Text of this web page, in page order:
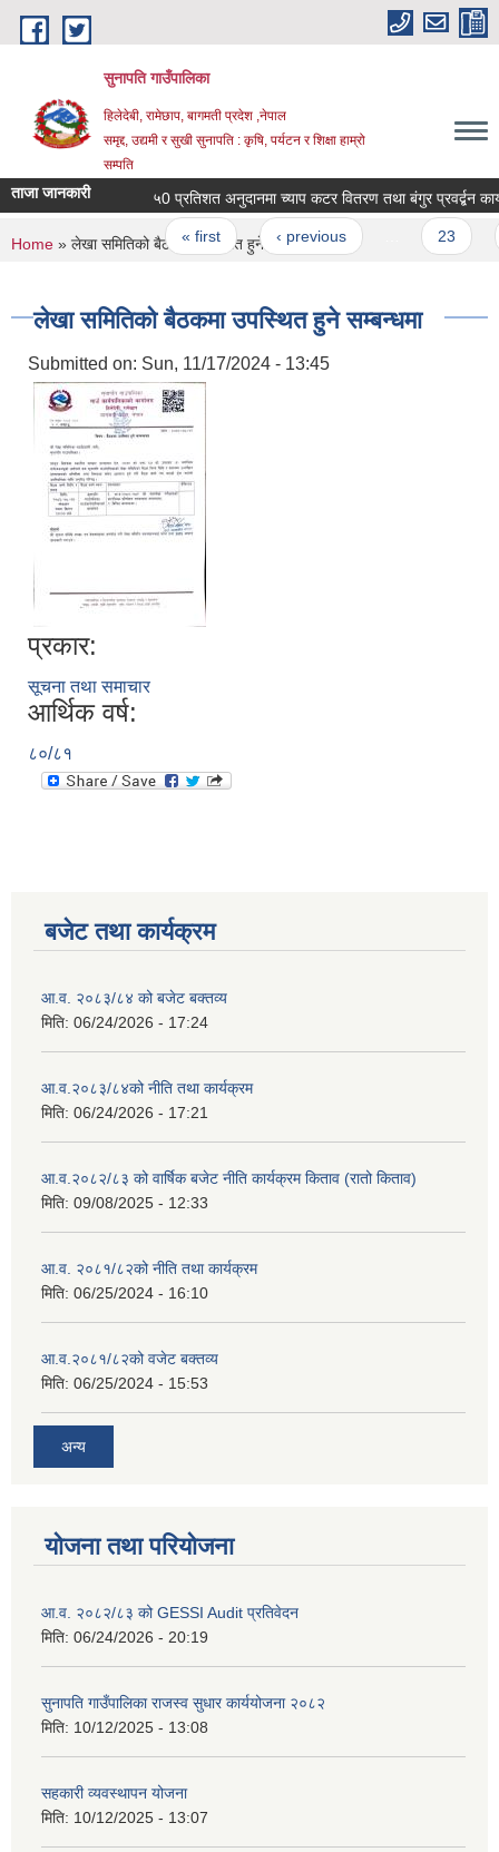
Skip to main content
सुनापति गाउँपालिका
हिलेदेबी, रामेछाप, बागमती प्रदेश ,नेपाल
समृद्द, उद्यमी र सुखी सुनापति : कृषि, पर्यटन र शिक्षा हाम्रो
सम्पति
ताजा जानकारी ५0 प्रतिशत अनुदानमा च्याप कटर वितरण तथा बंगुर प्रवर्द्बन
Pages
« first ‹ previous
You are here
Home » लेखा समितिको बैठकमा उपस्थित हुने सम्बन्धमा
लेखा समितिको बैठकमा उपस्थित हुने सम्बन्धमा
Submitted on: Sun, 11/17/2024 - 13:45
प्रकार:
सूचना तथा समाचार
आर्थिक वर्ष:
८०/८१
बजेट तथा कार्यक्रम
आ.व. २०८३/८४ को बजेट बक्तव्य
मिति: 06/24/2026 - 17:24
आ.व.२०८३/८४को नीति तथा कार्यक्रम
मिति: 06/24/2026 - 17:21
आ.व.२०८२/८३ को वार्षिक बजेट नीति कार्यक्रम किताव (रातो किताव)
मिति: 09/08/2025 - 12:33
आ.व. २०८१/८२को नीति तथा कार्यक्रम
मिति: 06/25/2024 - 16:10
आ.व.२०८१/८२को वजेट बक्तव्य
मिति: 06/25/2024 - 15:53
अन्य
योजना तथा परियोजना
आ.व. २०८२/८३ को GESSI Audit प्रतिवेदन
मिति: 06/24/2026 - 20:19
सुनापति गाउँपालिका राजस्व सुधार कार्ययोजना २०८२
मिति: 10/12/2025 - 13:08
सहकारी व्यवस्थापन योजना
मिति: 10/12/2025 - 13:07